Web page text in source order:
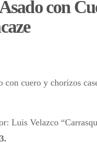
con
con cuero y chorizos
Luis Velazco